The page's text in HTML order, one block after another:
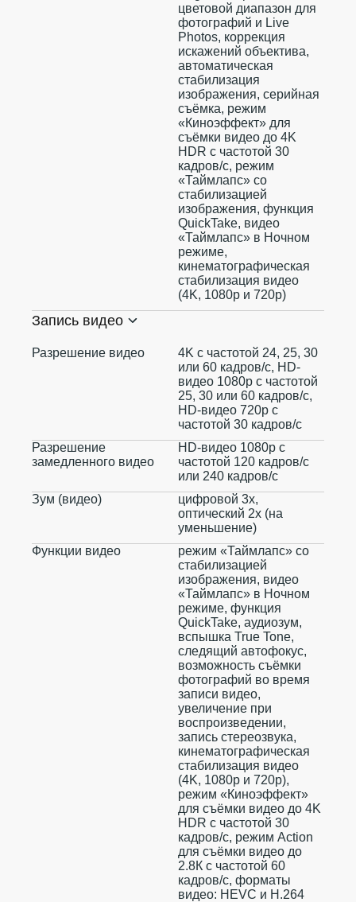
цветовой диапазон для
фотографий и Live
Photos, коррекция
искажений объектива,
автоматическая
стабилизация
изображения, серийная
съëмка, режим
«Киноэффект» для
съёмки видео до 4K
HDR с частотой 30
кадров/с, режим
«Таймлапс» со
стабилизацией
изображения, функция
QuickTake, видео
«Таймлапс» в Ночном
режиме,
кинематографическая
стабилизация видео
(4K, 1080p и 720p)
Запись видео
Разрешение видео
4K с частотой 24, 25, 30
или 60 кадров/ с, HD-
видео 1080p с частотой
25, 30 или 60 кадров/ с,
HD-видео 720p с
частотой 30 кадров/ с
Разрешение
замедленного видео
HD-видео 1080р c
частотой 120 кадров/ с
или 240 кадров/ с
Зум (видео)
цифровой 3х,
оптический 2x (на
уменьшение)
Функции видео
режим «Таймлапс» со
стабилизацией
изображения, видео
«Таймлапс» в Ночном
режиме, функция
QuickTake, аудиозум,
вспышка True Tone,
следящий автофокус,
возможность съёмки
фотографий во время
записи видео,
увеличение при
воспроизведении,
запись стереозвука,
кинематографическая
стабилизация видео
(4K, 1080p и 720p),
режим «Киноэффект»
для съёмки видео до 4K
HDR с частотой 30
кадров/с, режим Action
для съёмки видео до
2.8К с частотой 60
кадров/с, форматы
видео: HEVC и H.264